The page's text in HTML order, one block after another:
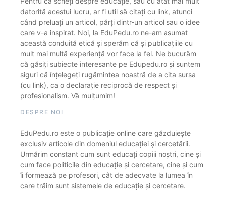
datorită acestui lucru, ar fi util să citați cu link, atunci
când preluați un articol, părți dintr-un articol sau o idee
care v-a inspirat. Noi, la EduPedu.ro ne-am asumat
această conduită etică și sperăm că și publicațiile cu
mult mai multă experiență vor face la fel. Ne bucurăm
că găsiți subiecte interesante pe Edupedu.ro și suntem
siguri că înțelegeți rugămintea noastră de a cita sursa
(cu link), ca o declarație reciprocă de respect și
profesionalism. Vă mulțumim!
DESPRE NOI
EduPedu.ro este o publicație online care găzduiește
exclusiv articole din domeniul educației și cercetării.
Urmărim constant cum sunt educați copiii noștri, cine și
cum face politicile din educație și cercetare, cine și cum
îi formează pe profesori, cât de adecvate la lumea în
care trăim sunt sistemele de educație și cercetare.